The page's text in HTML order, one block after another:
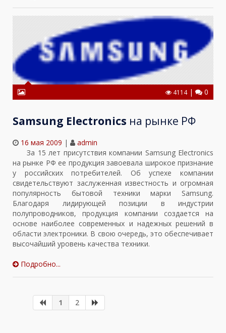
4114| 0
Samsung Electronics на рынке РФ
16 мая 2009 |
admin
За 15 лет присутствия компании Samsung Electronics
на рынке РФ ее продукция завоевала широкое признание
у российских потребителей. Об успехе компании
свидетельствуют заслуженная известность и огромная
популярность бытовой техники марки Samsung.
Благодаря лидирующей позиции в индустрии
полупроводников, продукция компании создается на
основе наиболее современных и надежных решений в
области электроники. В свою очередь, это обеспечивает
высочайший уровень качества техники.
Подробно...
1 2